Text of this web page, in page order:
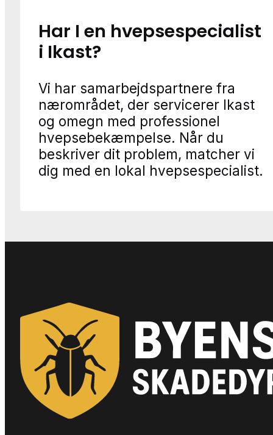
Har I en hvepsespecialist
i Ikast?
Vi har samarbejdspartnere fra
nærområdet, der servicerer Ikast
og omegn med professionel
hvepsebekæmpelse. Når du
beskriver dit problem, matcher vi
dig med en lokal hvepsespecialist.